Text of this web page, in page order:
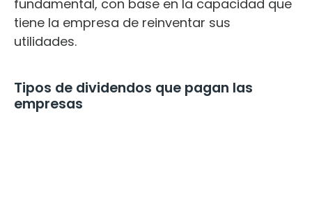
fundamental, con base en la capacidad que
tiene la empresa de reinventar sus
utilidades.
Tipos de dividendos que pagan las
empresas